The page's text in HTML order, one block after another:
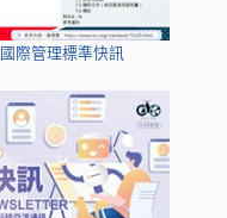
國際管理標準快訊